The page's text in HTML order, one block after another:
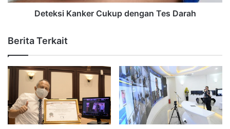
Deteksi Kanker Cukup dengan Tes Darah
Berita Terkait